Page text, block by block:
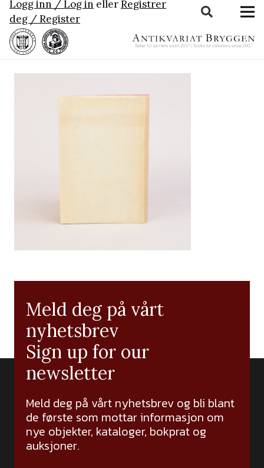
Logg inn / Log in ellerRegistrer
deg / Register
Meld deg på vårt
nyhetsbrev
Sign up for our
newsletter
Meld deg på vårt nyhetsbrev og bli blant
de første som mottar informasjon om
nye objekter, kataloger, bokprat og
auksjoner.